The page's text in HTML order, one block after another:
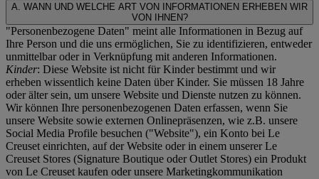
A. WANN UND WELCHE ART VON INFORMATIONEN ERHEBEN WIR
VON IHNEN?
"Personenbezogene Daten" meint alle Informationen in Bezug auf
Ihre Person und die uns ermöglichen, Sie zu identifizieren, entweder
unmittelbar oder in Verknüpfung mit anderen Informationen.
Kinder: Diese Website ist nicht für Kinder bestimmt und wir
erheben wissentlich keine Daten über Kinder. Sie müssen 18 Jahre
oder älter sein, um unsere Website und Dienste nutzen zu können.
Wir können Ihre personenbezogenen Daten erfassen, wenn Sie
unsere Website sowie externen Onlinepräsenzen, wie z.B. unsere
Social Media Profile besuchen ("Website"), ein Konto bei Le
Creuset einrichten, auf der Website oder in einem unserer Le
Creuset Stores (Signature Boutique oder Outlet Stores) ein Produkt
von Le Creuset kaufen oder unsere Marketingkommunikation